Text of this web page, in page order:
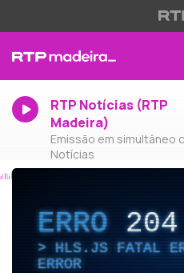
RTP Notícias (RTP
Madeira)
Emissão em simultâneo
Notícias
ERRO204
HLS.JS FATAL
ERROR